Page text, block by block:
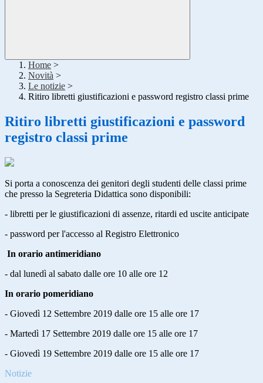
Home >
Novità >
Le notizie >
Ritiro libretti giustificazioni e password registro classi prime
Ritiro libretti giustificazioni e password
registro classi prime
Si porta a conoscenza dei genitori degli studenti delle classi prime
che presso la Segreteria Didattica sono disponibili:
- libretti per le giustificazioni di assenze, ritardi ed uscite anticipate
- password per l'accesso al Registro Elettronico
In orario antimeridiano
- dal lunedì al sabato dalle ore 10 alle ore 12
In orario pomeridiano
- Giovedì 12 Settembre 2019 dalle ore 15 alle ore 17
- Martedì 17 Settembre 2019 dalle ore 15 alle ore 17
- Giovedì 19 Settembre 2019 dalle ore 15 alle ore 17
Notizie